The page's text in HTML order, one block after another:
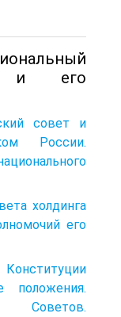
и его
совет и
России.
холдинга
его
Советов.